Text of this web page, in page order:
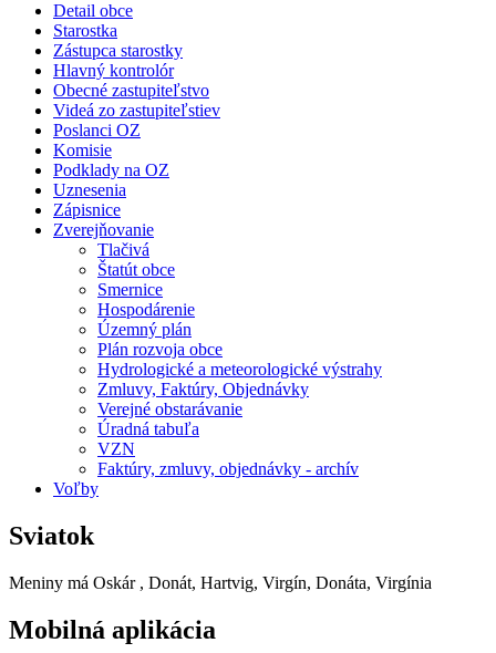
Detail obce
Starostka
Zástupca starostky
Hlavný kontrolór
Obecné zastupiteľstvo
Videá zo zastupiteľstiev
Poslanci OZ
Komisie
Podklady na OZ
Uznesenia
Zápisnice
Zverejňovanie
Tlačivá
Štatút obce
Smernice
Hospodárenie
Územný plán
Plán rozvoja obce
Hydrologické a meteorologické výstrahy
Zmluvy, Faktúry, Objednávky
Verejné obstarávanie
Úradná tabuľa
VZN
Faktúry, zmluvy, objednávky - archív
Voľby
Sviatok
Meniny má Oskár , Donát, Hartvig, Virgín, Donáta, Virgínia
Mobilná aplikácia